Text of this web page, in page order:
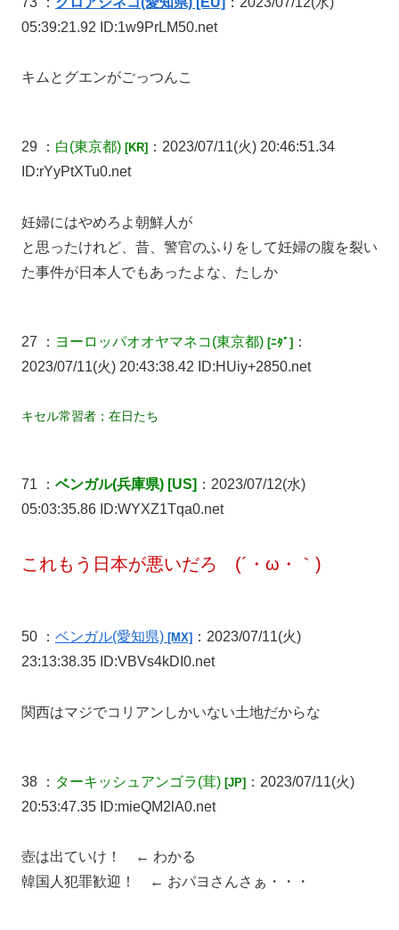
05:39:21.92 ID:1w9PrLM50.net
キムとグエンがごっつんこ
29 ： 白(東京都) [KR] ：2023/07/11(火) 20:46:51.34
ID:rYyPtXTu0.net
妊婦にはやめろよ朝鮮人が
と思ったけれど、昔、警官のふりをして妊婦の腹を裂い
た事件が日本人でもあったよな、たしか
27 ： ヨーロッパオオヤマネコ (東京都) [ﾆﾀﾞ] ：
2023/07/11(火) 20:43:38.42 ID:HUiy+2850.net
キセル常習者；在日たち
71 ： ベンガル(兵庫県) [US] ：2023/07/12(水)
05:03:35.86 ID:WYXZ1Tqa0.net
これもう日本が悪いだろ (´・ω・｀)
50 ： ベンガル(愛知県) [MX] ：2023/07/11(火)
23:13:38.35 ID:VBVs4kDI0.net
関西はマジでコリアンしかいない土地だからな
38 ： ターキッシュアンゴラ(茸) [JP] ：2023/07/11(火)
20:53:47.35 ID:mieQM2lA0.net
壺は出ていけ！ ← わかる
韓国人犯罪歓迎！ ← おパヨさんさぁ・・・